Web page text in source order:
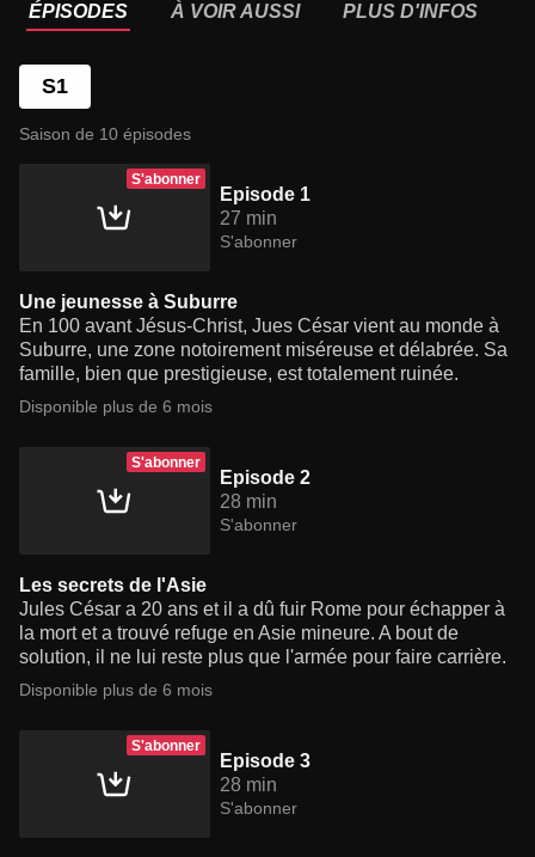
ÉPISODES À VOIR AUSSI PLUS D'INFOS
S1
Saison de 10 épisodes
S'abonner
Episode 1
27 min
S'abonner
Une jeunesse à Suburre
En 100 avant Jésus-Christ, Jues César vient au monde à
Suburre, une zone notoirement miséreuse et délabrée. Sa
famille, bien que prestigieuse, est totalement ruinée.
Disponible plus de 6 mois
S'abonner
Episode 2
28 min
S'abonner
Les secrets de l'Asie
Jules César a 20 ans et il a dû fuir Rome pour échapper à
la mort et a trouvé refuge en Asie mineure. A bout de
solution, il ne lui reste plus que l'armée pour faire carrière.
Disponible plus de 6 mois
S'abonner
Episode 3
28 min
S'abonner